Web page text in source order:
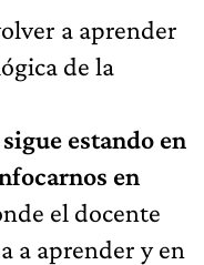
a aprender
de la
estando en
en
el docente
a aprender y en